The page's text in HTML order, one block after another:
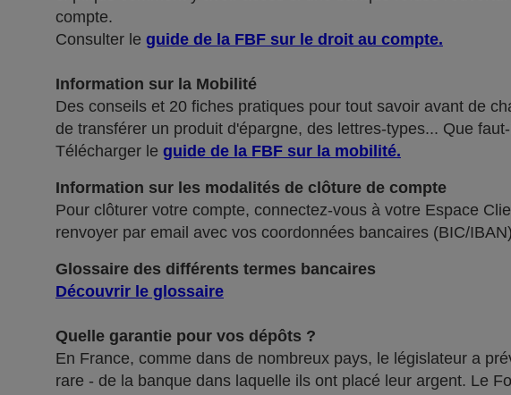
compte.
Consulter le guide de la FBF sur le droit au compte.
Information sur la Mobilité
Des conseils et 20 fiches pratiques pour tout savoir avant de
de transférer un produit d'épargne, des lettres-types... Que
Télécharger le guide de la FBF sur la mobilité.
Information sur les modalités de clôture de compte
Pour clôturer votre compte, connectez-vous à votre Espace
renvoyer par email avec vos coordonnées bancaires (BIC/
Glossaire des différents termes bancaires
Découvrir le glossaire
Quelle garantie pour vos dépôts ?
En France, comme dans de nombreux pays, le législateur a
rare - de la banque dans laquelle ils ont placé leur argent. Le